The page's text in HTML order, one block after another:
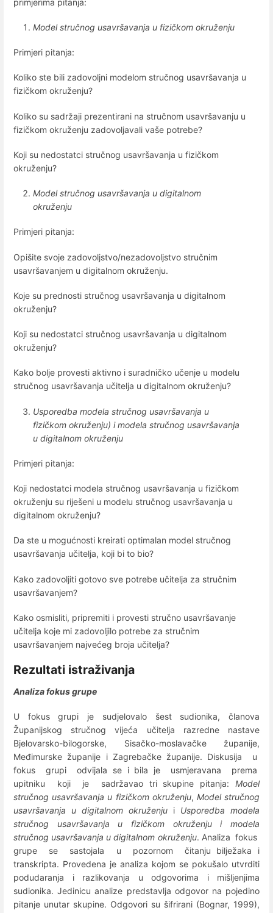
Model stručnog usavršavanja u fizičkom okruženju
Primjeri pitanja:
Koliko ste bili zadovoljni modelom stručnog usavršavanja u
fizičkom okruženju?
Koliko su sadržaji prezentirani na stručnom usavršavanju u
fizičkom okruženju zadovoljavali vaše potrebe?
Koji su nedostatci stručnog usavršavanja u fizičkom
okruženju?
Model stručnog usavršavanja u digitalnom
okruženju
Primjeri pitanja:
Opišite svoje zadovoljstvo/nezadovoljstvo stručnim
usavršavanjem u digitalnom okruženju.
Koje su prednosti stručnog usavršavanja u digitalnom
okruženju?
Koji su nedostatci stručnog usavršavanja u digitalnom
okruženju?
Kako bolje provesti aktivno i suradničko učenje u modelu
stručnog usavršavanja učitelja u digitalnom okruženju?
Usporedba modela stručnog usavršavanja u
fizičkom okruženju) i modela stručnog usavršavanja
u digitalnom okruženju
Primjeri pitanja:
Koji nedostatci modela stručnog usavršavanja u fizičkom
okruženju su riješeni u modelu stručnog usavršavanja u
digitalnom okruženju?
Da ste u mogućnosti kreirati optimalan model stručnog
usavršavanja učitelja, koji bi to bio?
Kako zadovoljiti gotovo sve potrebe učitelja za stručnim
usavršavanjem?
Kako osmisliti, pripremiti i provesti stručno usavršavanje
učitelja koje mi zadovoljilo potrebe za stručnim
usavršavanjem najvećeg broja učitelja?
Rezultati istraživanja
Analiza fokus grupe
U fokus grupi je sudjelovalo šest sudionika, članova
Županijskog stručnog vijeća učitelja razredne nastave
Bjelovarsko-bilogorske, Sisačko-moslavačke županije,
Međimurske županije i Zagrebačke županije. Diskusija u
fokus grupi odvijala se i bila je usmjeravana prema
upitniku koji je sadržavao tri skupine pitanja: Model
stručnog usavršavanja u fizičkom okruženju, Model stručnog
usavršavanja u digitalnom okruženju i Usporedba modela
stručnog usavršavanja u fizičkom okruženju i modela
stručnog usavršavanja u digitalnom okruženju. Analiza fokus
grupe se sastojala u pozornom čitanju bilježaka i
transkripta. Provedena je analiza kojom se pokušalo utvrditi
podudaranja i razlikovanja u odgovorima i mišljenjima
sudionika. Jedinicu analize predstavlja odgovor na pojedino
pitanje unutar skupine. Odgovori su šifrirani (Bognar, 1999),